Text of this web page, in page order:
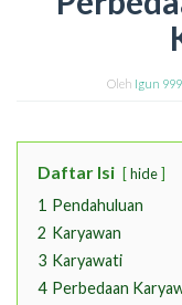
Oleh Igun
Daftar Isi hide
1 Pendahuluan
2 Karyawan
3 Karyawati
4 Perbedaan